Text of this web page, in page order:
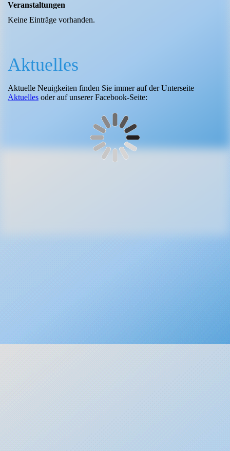
Veranstaltungen
Keine Einträge vorhanden.
Aktuelles
Aktuelle Neuigkeiten finden Sie immer auf der Unterseite
Aktuelles oder auf unserer Facebook-Seite: